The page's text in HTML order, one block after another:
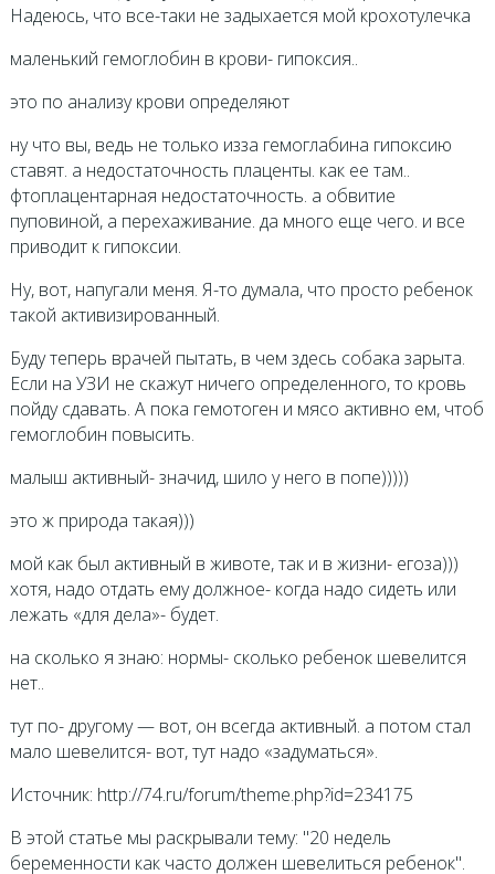
Надеюсь, что все-таки не задыхается мой крохотулечка
маленький гемоглобин в крови- гипоксия..
это по анализу крови определяют
ну что вы, ведь не только изза гемоглабина гипоксию
ставят. а недостаточность плаценты. как ее там..
фтоплацентарная недостаточность. а обвитие
пуповиной, а перехаживание. да много еще чего. и все
приводит к гипоксии.
Ну, вот, напугали меня. Я-то думала, что просто ребенок
такой активизированный.
Буду теперь врачей пытать, в чем здесь собака зарыта.
Если на УЗИ не скажут ничего определенного, то кровь
пойду сдавать. А пока гемотоген и мясо активно ем, чтоб
гемоглобин повысить.
малыш активный- значид, шило у него в попе)))))
это ж природа такая)))
мой как был активный в животе, так и в жизни- егоза)))
хотя, надо отдать ему должное- когда надо сидеть или
лежать «для дела»- будет.
на сколько я знаю: нормы- сколько ребенок шевелится
нет..
тут по- другому — вот, он всегда активный. а потом стал
мало шевелится- вот, тут надо «задуматься».
Источник: http://74.ru/forum/theme.php?id=234175
В этой статье мы раскрывали тему: "20 недель
беременности как часто должен шевелиться ребенок".